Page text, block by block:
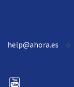
help@ahora.es
o